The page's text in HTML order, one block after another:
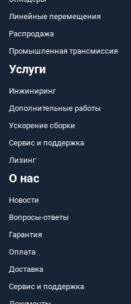
Линейные перемещения
Распродажа
Промышленная трансмиссия
Услуги
Инжиниринг
Дополнительные работы
Ускорение сборки
Сервис и поддержка
Лизинг
О нас
Новости
Вопросы-ответы
Гарантия
Оплата
Доставка
Сервис и поддержка